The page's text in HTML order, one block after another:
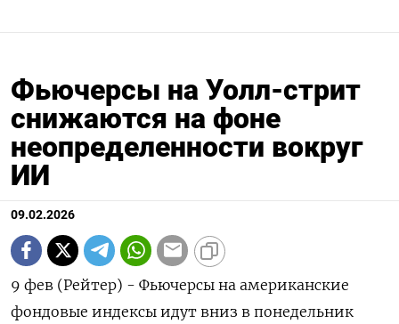
Фьючерсы на Уолл-стрит
снижаются на фоне
неопределенности вокруг
ИИ
09.02.2026
9 фев (Рейтер) - Фьючерсы на американские
фондовые индексы ⁠идут вниз в понедельник